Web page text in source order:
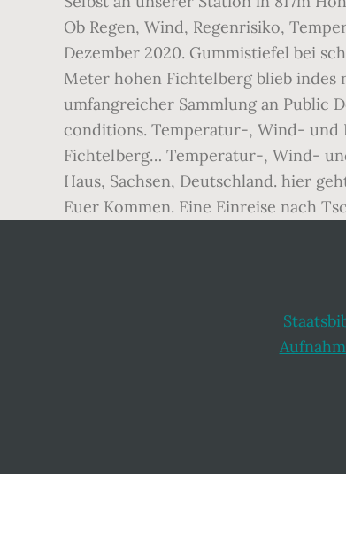
Ob Regen, Wind, Regenrisiko,
Dezember 2020. Gummistiefel bei
Meter hohen Fichtelberg blieb indes
umfangreicher Sammlung an Public
conditions. Temperatur-, Wind- und
Fichtelberg… Temperatur-, Wind-
Haus, Sachsen, Deutschland. hier
Euer Kommen. Eine Einreise nach